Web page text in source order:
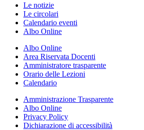
Le notizie
Le circolari
Calendario eventi
Albo Online
Albo Online
Area Riservata Docenti
Amministratore trasparente
Orario delle Lezioni
Calendario
Amministrazione Trasparente
Albo Online
Privacy Policy
Dichiarazione di accessibilità